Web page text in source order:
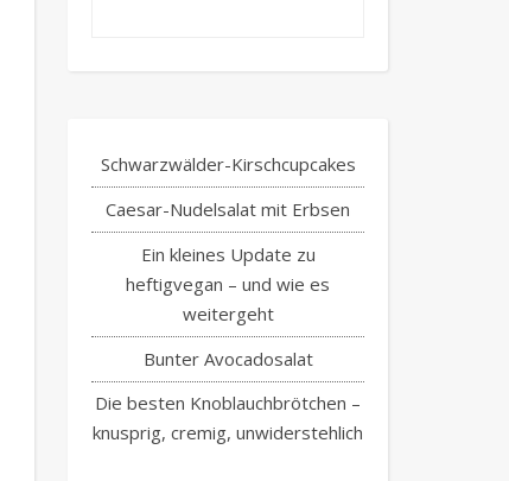
Schwarzwälder-Kirschcupcakes
Caesar-Nudelsalat mit Erbsen
Ein kleines Update zu
heftigvegan – und wie es
weitergeht
Bunter Avocadosalat
Die besten Knoblauchbrötchen –
knusprig, cremig, unwiderstehlich